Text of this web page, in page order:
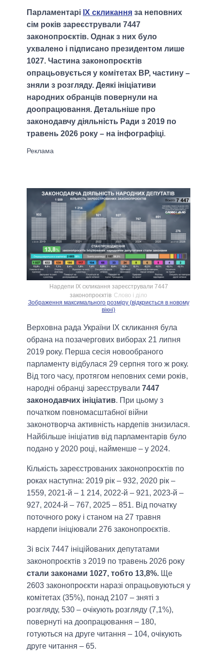
Парламентарі IX скликання за неповних
сім років зареєстрували 7447
законопроєктів. Однак з них було
ухвалено і підписано президентом лише
1027. Частина законопроєктів
опрацьовується у комітетах ВР, частину –
зняли з розгляду. Деякі ініціативи
народних обранців повернули на
доопрацювання. Детальніше про
законодавчу діяльність Ради з 2019 по
травень 2026 року – на інфографіці.
Нардепи IX скликання зареєстрували 7447
законопроєктів Слово і діло
Зображення максимального розміру (відкриється в новому
вікні)
Верховна рада України IX скликання була
обрана на позачергових виборах 21 липня
2019 року. Перша сесія новообраного
парламенту відбулася 29 серпня того ж року.
Від того часу, протягом неповних семи років,
народні обранці зареєстрували 7447
законодавчих ініціатив. При цьому з
початком повномасштабної війни
законотворча активність нардепів знизилася.
Найбільше ініціатив від парламентарів було
подано у 2020 році, найменше – у 2024.
Кількість зареєстрованих законопроєктів по
роках наступна: 2019 рік – 932, 2020 рік –
1559, 2021-й – 1 214, 2022-й – 921, 2023-й –
927, 2024-й – 767, 2025 – 851. Від початку
поточного року і станом на 27 травня
нардепи ініціювали 276 законопроєктів.
Зі всіх 7447 ініційованих депутатами
законопроєктів з 2019 по травень 2026 року
стали законами 1027, тобто 13,8%. Ще
2603 законопроєкти наразі опрацьовуються у
комітетах (35%), понад 2107 – зняті з
розгляду, 530 – очікують розгляду (7,1%),
повернуті на доопрацювання – 180,
готуються на друге читання – 104, очікують
друге читання – 65.